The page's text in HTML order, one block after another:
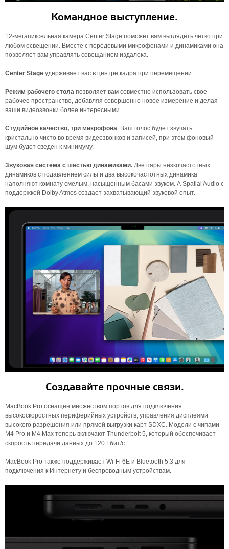
Командное выступление.
12-мегапиксельная камера Center Stage поможет вам выглядеть четко при
любом освещении. Вместе с передовыми микрофонами и динамиками она
позволяет вам управлять совещанием издалека.
Center Stage удерживает вас в центре кадра при перемещении.
Режим рабочего стола позволяет вам совместно использовать свое
рабочее пространство, добавляя совершенно новое измерение и делая
ваши видеозвонки более интересными.
Студийное качество, три микрофона. Ваш голос будет звучать
кристально чисто во время видеозвонков и записей, при этом фоновый
шум будет сведен к минимуму.
Звуковая система с шестью динамиками. Две пары низкочастотных
динамиков с подавлением силы и два высокочастотных динамика
наполняют комнату смелым, насыщенным басами звуком. А Spatial Audio с
поддержкой Dolby Atmos создает захватывающий звуковой опыт.
Создавайте прочные связи.
MacBook Pro оснащен множеством портов для подключения
высокоскоростных периферийных устройств, управления дисплеями
высокого разрешения или прямой выгрузки карт SDXC. Модели с чипами
M4 Pro и M4 Max теперь включают Thunderbolt 5, который обеспечивает
скорость передачи данных до 120 Гбит/с.
MacBook Pro также поддерживает Wi-Fi 6E и Bluetooth 5.3 для
подключения к Интернету и беспроводным устройствам.